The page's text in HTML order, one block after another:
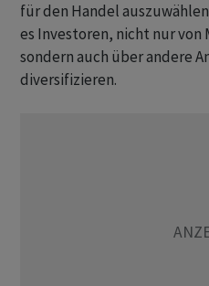
für den Handel
es Investoren, nicht nur
sondern auch über andere
diversifizieren.